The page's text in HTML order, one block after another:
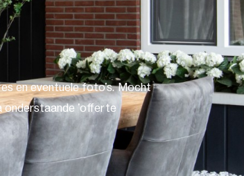
en eventuele foto's. Mocht
onderstaande 'offerte